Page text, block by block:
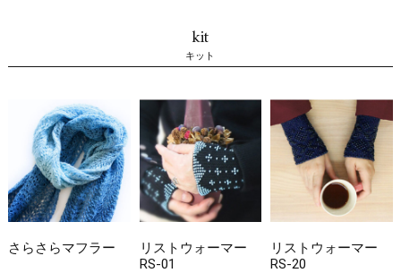
kit
キット
さらさらマフラー
リストウォーマー
RS-01
リストウォーマー
RS-20